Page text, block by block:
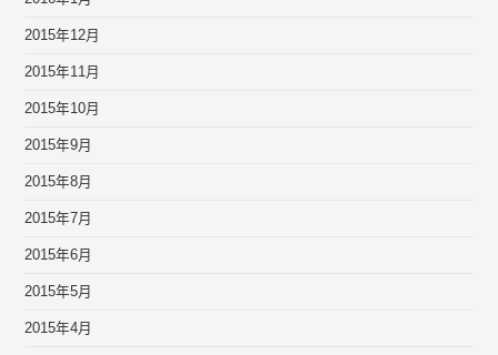
2015年12月
2015年11月
2015年10月
2015年9月
2015年8月
2015年7月
2015年6月
2015年5月
2015年4月